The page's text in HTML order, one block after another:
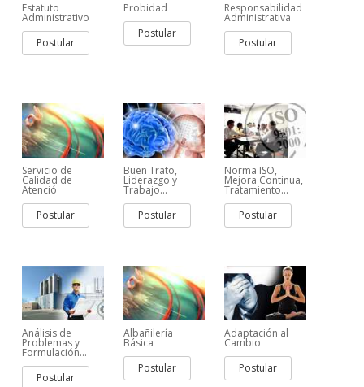
Estatuto
Administrativo
Postular
Probidad
Postular
Responsabilidad
Administrativa
Postular
Servicio de
Calidad de
Atenció
Postular
Buen Trato,
Liderazgo y
Trabajo...
Postular
Norma ISO,
Mejora Continua,
Tratamiento...
Postular
Análisis de
Problemas y
Formulación...
Postular
Albañilería
Básica
Postular
Adaptación al
Cambio
Postular